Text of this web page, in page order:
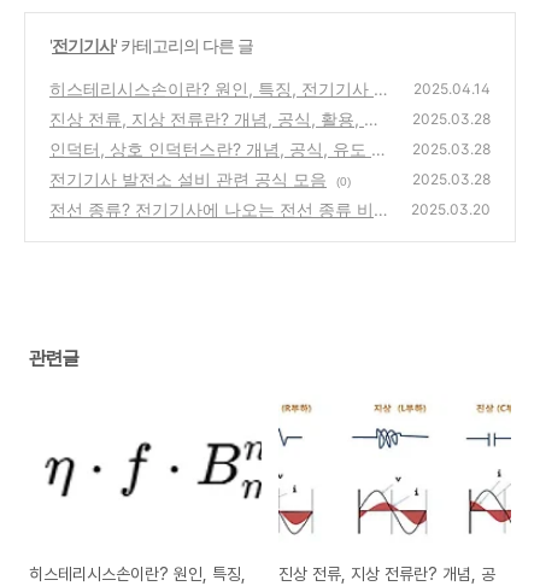
'전기기사' 카테고리의 다른 글
히스테리시스손이란? 원인, 특징, 전기기사 문
제
(0)
2025.04.14
진상 전류, 지상 전류란? 개념, 공식, 활용, 둘
의 관계
(0)
2025.03.28
인덕터, 상호 인덕턴스란? 개념, 공식, 유도 전
압
(0)
2025.03.28
전기기사 발전소 설비 관련 공식 모음 (0) 2025.03.28
전선 종류? 전기기사에 나오는 전선 종류 비교
2025.03.20
관련글
히스테리시스손이란? 원인, 특징,
진상 전류, 지상 전류란? 개념, 공